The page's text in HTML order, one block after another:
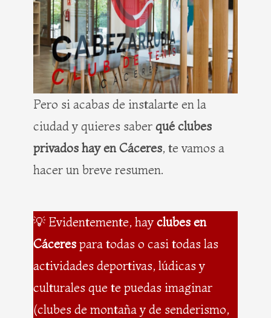
Pero si acabas de instalarte en la
ciudad y quieres saber qué clubes
privados hay en Cáceres, te vamos a
hacer un breve resumen.
💡 Evidentemente, hay clubes en
Cáceres para todas o casi todas las
actividades deportivas, lúdicas y
culturales que te puedas imaginar
(clubes de montaña y de senderismo,